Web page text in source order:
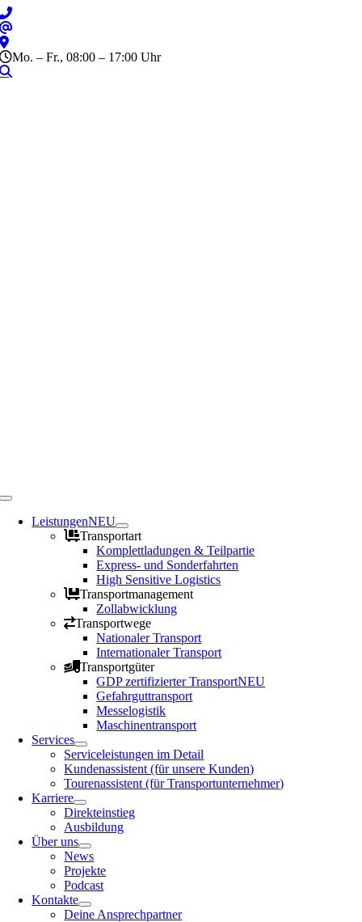
Zum
Inhalt
springen
Mo. – Fr., 08:00 – 17:00 Uhr
Toggle
NavigationLeistungenNEU
Transportart
Komplettladungen & Teilpartie
Express- und Sonderfahrten
High Sensitive Logistics
Transportmanagement
Zollabwicklung
Transportwege
Nationaler Transport
Internationaler Transport
Transportgüter
GDP zertifizierter TransportNEU
Gefahrguttransport
Messelogistik
Maschinentransport
Services
Serviceleistungen im Detail
Kundenassistent (für unsere Kunden)
Tourenassistent (für Transportunternehmer)
Karriere
Direkteinstieg
Ausbildung
Über uns
News
Projekte
Podcast
Kontakte
Deine Ansprechpartner